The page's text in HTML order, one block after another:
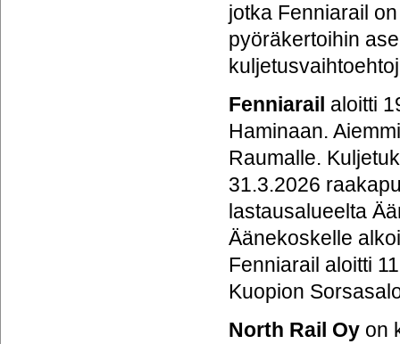
jotka Fenniarail
pyöräkertoihin
Fenniarail aloitti
Haminaan.
Raumalle.
31.3.2026
lastausalueelta
Äänekoskelle
Fenniarail aloitti
Kuopion
North Rail Oy on